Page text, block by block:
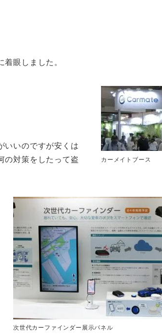
眼しました。
カーメイトブース
いいのですが安くは
の対策をしたって盗
次世代カーファインダー展示パネル